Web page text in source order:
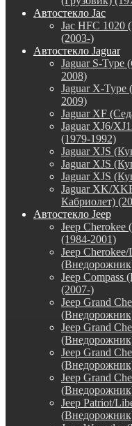
Автостекло Jac
Jac HFC 1020
(2003-)
Автостекло Jaguar
Jaguar S-Type
2008)
Jaguar X-Type
2009)
Jaguar XF
Jaguar XJ6/
(1979-1992)
Jaguar XJS
Jaguar XJS
Jaguar XJS
Jaguar XK/
Кабриолет)
Автостекло Jeep
Jeep
(1984-2001)
Jeep
Jeep Compass
(2007-)
Jeep Grand
Jeep Grand
Jeep Grand
Jeep Grand
Jeep Patriot/